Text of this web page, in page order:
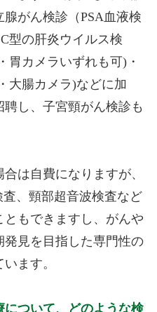
がん検診（PSA血液検
型の肝炎ウイルス検
胃カメラいずれも可)・
大腸カメラ)などに加
し、子宮頸がん検診も
は自費になりますが、
、頸部超音波検査など
もできますし、がんや
見を目指した専門性の
ます。
ついて、どのような検